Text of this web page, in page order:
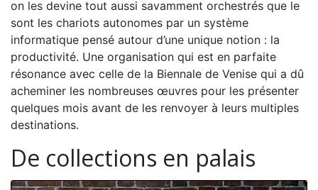
on les devine tout aussi savamment orchestrés que le
sont les chariots autonomes par un système
informatique pensé autour d’une unique notion : la
productivité. Une organisation qui est en parfaite
résonance avec celle de la Biennale de Venise qui a dû
acheminer les nombreuses œuvres pour les présenter
quelques mois avant de les renvoyer à leurs multiples
destinations.
De collections en palais